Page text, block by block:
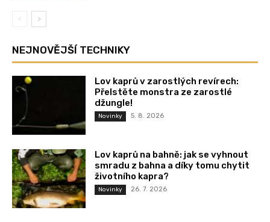
NEJNOVĚJŠÍ TECHNIKY
Lov kaprů v zarostlých revírech:
Přelstěte monstra ze zarostlé
džungle!
Novinky 5. 8. 2026
Lov kaprů na bahně: jak se vyhnout
smradu z bahna a díky tomu chytit
životního kapra?
Novinky 26. 7. 2026